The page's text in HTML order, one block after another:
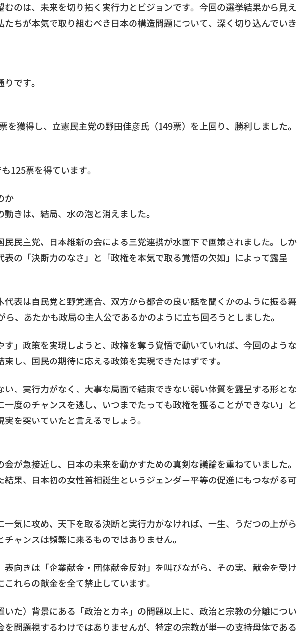
むのは、未来を切り拓く実行力とビジョンです。今回の選挙結果から見え
ちが本気で取り組むべき日本の構造問題について、深く切り込んでいき
です。
獲得し、立憲民主党の野田佳彦氏（149票）を上回り、勝利しました。
125票を得ています。
か
きは、結局、水の泡と消えました。
民主党、日本維新の会による三党連携が水面下で画策されました。しか
の「決断力のなさ」と「政権を本気で取る覚悟の欠如」によって露呈
代表は自民党と野党連合、双方から都合の良い話を聞くかのように振る舞
、あたかも政局の主人公であるかのように立ち回ろうとしました。
」政策を実現しようと、政権を奪う覚悟で動いていれば、今回のような
し、国民の期待に応える政策を実現できたはずです。
、実行力がなく、大事な局面で結束できない弱い体質を露呈する形とな
度のチャンスを逃し、いつまでたっても政権を獲ることができない」と
を突いていたと言えるでしょう。
が急接近し、日本の未来を動かすための真剣な議論を重ねていました。
果、日本初の女性首相誕生というジェンダー平等の促進にもつながる可
気に攻め、天下を取る決断と実行力がなければ、一生、うだつの上がら
ャンスは頻繁に来るものではありません。
向きは「企業献金・団体献金反対」を叫びながら、その実、献金を受け
れらの献金を全て禁止しています。
た）背景にある「政治とカネ」の問題以上に、政治と宗教の分離につい
問題視するわけではありませんが、特定の宗教が単一の支持母体である